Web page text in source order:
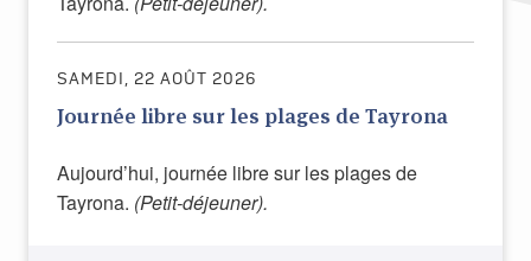
SAMEDI, 22 AOÛT 2026
Journée libre sur les plages de Tayrona
Aujourd’hui, journée libre sur les plages de
Tayrona. (Petit-déjeuner).